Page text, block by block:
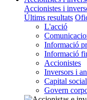
Accionistes i
Últims resultats
L'acció
Informació
Informació
Accionistes
Inversors i
Capital social
Govern